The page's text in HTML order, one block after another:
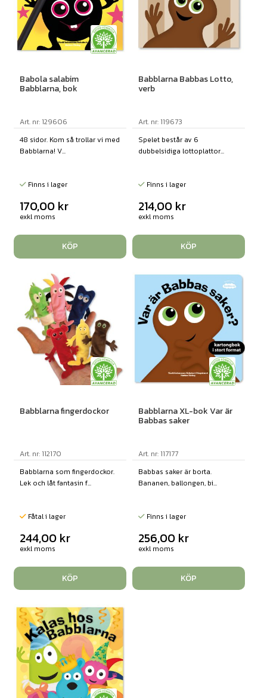
Babola salabim
Babblarna, bok
Art. nr: 129606
48 sidor. Kom så trollar vi med
Babblarna! V...
Finns i lager
170,00 kr
exkl moms
KÖP
Babblarna Babbas Lotto,
verb
Art. nr: 119673
Spelet består av 6
dubbelsidiga lottoplattor...
Finns i lager
214,00 kr
exkl moms
KÖP
Babblarna fingerdockor
Art. nr: 112170
Babblarna som fingerdockor.
Lek och låt fantasin f...
Fåtal i lager
244,00 kr
exkl moms
KÖP
Babblarna XL-bok Var är
Babbas saker
Art. nr: 117177
Babbas saker är borta.
Bananen, ballongen, bi...
Finns i lager
256,00 kr
exkl moms
KÖP